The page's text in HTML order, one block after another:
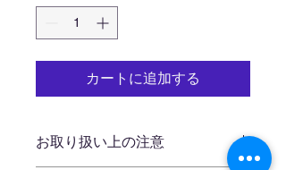
カートに追加する
お取り扱い上の注意